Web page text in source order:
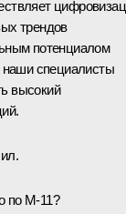
трендов
потенциалом
наши специалисты
высокий
по М-11?